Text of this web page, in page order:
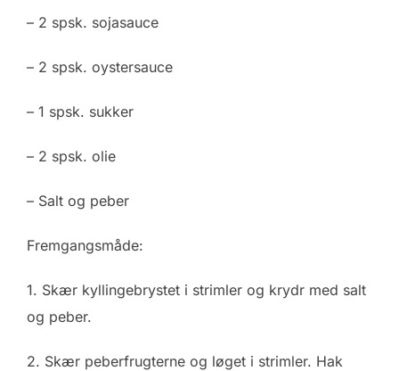
– 2 spsk. sojasauce
– 2 spsk. oystersauce
– 1 spsk. sukker
– 2 spsk. olie
– Salt og peber
Fremgangsmåde:
1. Skær kyllingebrystet i strimler og krydr med salt
og peber.
2. Skær peberfrugterne og løget i strimler. Hak